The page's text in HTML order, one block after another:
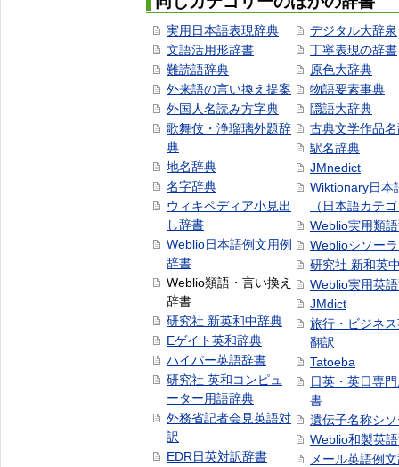
実用日本語表現辞典
文語活用形辞書
難読語辞典
外来語の言い換え提案
外国人名読み方字典
歌舞伎・浄瑠璃外題辞
典
地名辞典
名字辞典
ウィキペディア小見出
し辞書
Weblio日本語例文用例
辞書
Weblio類語・言い換え
辞書
研究社 新英和中辞典
Eゲイト英和辞典
ハイパー英語辞書
研究社 英和コンピュ
ーター用語辞典
外務省記者会見英語対
訳
EDR日英対訳辞書
デジタル大辞泉
丁寧表現の辞書
原色大辞典
物語要素事典
隠語大辞典
古典文学作品
駅名辞典
JMnedict
Wiktionary日本
（日本語カテ
Weblio実用類
Weblioシソー
研究社 新和英
Weblio実用英
JMdict
旅行・ビジネ
翻訳
Tatoeba
日英・英日専
書
遺伝子名称シ
Weblio和製英
メール英語例